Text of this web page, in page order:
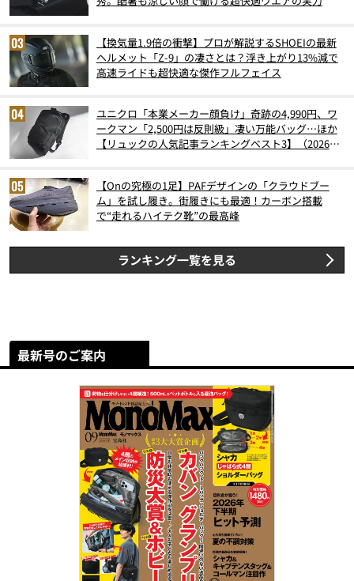
【換気量1.9倍の衝撃】プロが解説するSHOEIの最新
ヘルメット「Z-9」の凄さとは？浮き上がり13%減で
高速ライドも超快適な傑作フルフェイス
ユニクロ「本業メーカー顔負け」奇跡の4,990円、ワ
ークマン「2,500円は反則級」凄い万能バッグ…ほか
【リュックの人気記事ランキングベスト3】（2026年
【Onの究極の1足】PAFデザインの「クラウドブー
ム」を試し履き。街履きにも最適！カーボン搭載
で“走れるハイテク靴”の最高峰
ランキング一覧を見る
最新号のご案内